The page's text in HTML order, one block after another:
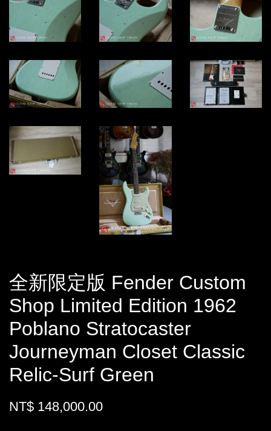
全新限定版 Fender Custom
Shop Limited Edition 1962
Poblano Stratocaster
Journeyman Closet Classic
Relic-Surf Green
NT$ 148,000.00